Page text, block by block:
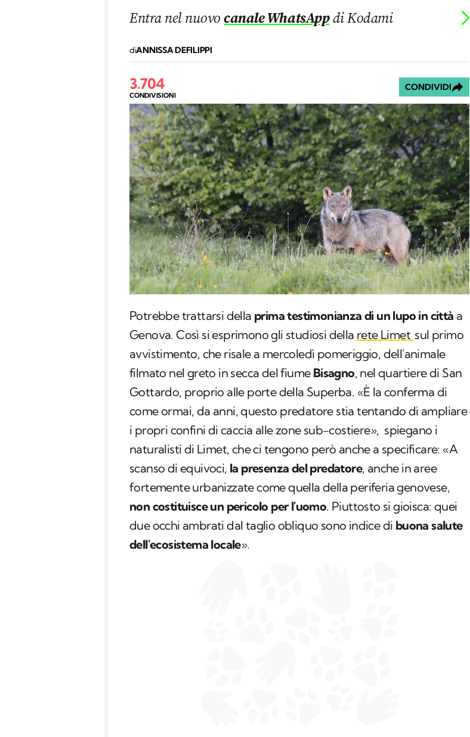
Entra nel nuovocanale WhatsAppdi Kodami
diANNISSA DEFILIPPI
3.704
CONDIVISIONI
CONDIVIDI
Potrebbe trattarsi della prima testimonianza di un lupo in città a
Genova. Così si esprimono gli studiosi della rete Limet sul primo
avvistimento, che risale a mercoledì pomeriggio, dell'animale
filmato nel greto in secca del fiume Bisagno, nel quartiere di San
Gottardo, proprio alle porte della Superba. «È la conferma di
come ormai, da anni, questo predatore stia tentando di ampliare
i propri confini di caccia alle zone sub-costiere», spiegano i
naturalisti di Limet, che ci tengono però anche a specificare: «A
scanso di equivoci, la presenza del predatore, anche in aree
fortemente urbanizzate come quella della periferia genovese,
non costituisce un pericolo per l'uomo. Piuttosto si gioisca: quei
due occhi ambrati dal taglio obliquo sono indice di buona salute
dell'ecosistema locale».